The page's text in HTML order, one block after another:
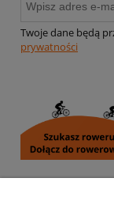
Twoje dane będą
prywatności